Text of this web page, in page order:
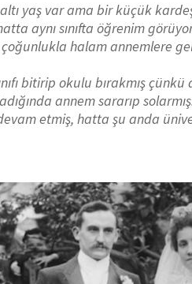
yaş var ama bir küçük
aynı sınıfta öğrenim
halam annemlere
bitirip okulu bırakmış
annem sararıp
etmiş, hatta şu anda